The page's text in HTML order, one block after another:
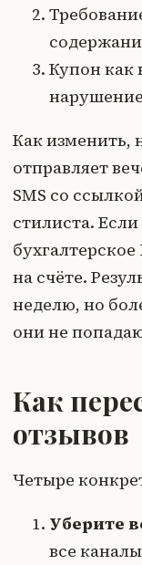
Купон как
Как изменить,
отправляет
SMS со
стилиста.
на счёте.
неделю, но
они не
Как
отзывов
Четыре
Уберите
все